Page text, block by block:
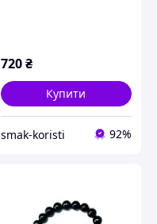
720₴
Купити
smak-koristi 92%